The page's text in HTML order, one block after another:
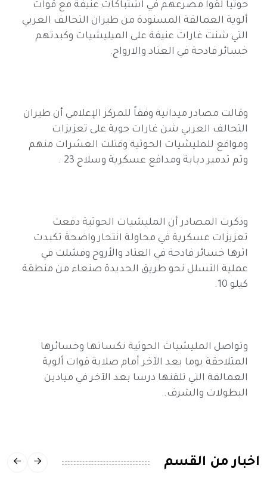
حوثيا لقوا مصرعهم في اشتباكات عنيفة مع قوات
ألوية العمالقة المسنودة من طيران التحالف العربي
التي شنت غارات عنيفة على الميليشيات وكبدتهم
خسائر فادحة في العتاد والارواح.
وقالت مصادر ميدانية وفقاً للمركز الإعلامي أن طيران
التحالف العربي شن غارات جوية على تعزيزات
ومواقع للمليشيات الحوثية وقتلت العشرات منهم
وتم تدمير دبابة ومدافع عسكرية وسلاح 23 .
وذكرت المصادر أن المليشيات الحوثية دفعت
تعزيزات عسكرية في محاولة انتحار واضحة تكبدت
اثرها خسائر فادحة في العتاد والأروح وفشلت في
عملية التسلل نحو طريق الحديدة صنعاء من منطقة
كيلو 10.
وتواصل المليشيات الحوثية نكساتها وخسائرها
المتلاحقة يوما بعد الآخر أمام صلابة قوات ألوية
العمالقة التي تلقنها درسا بعد الآخر في ميادين
البطولات والشرف.
اخبار من القسم